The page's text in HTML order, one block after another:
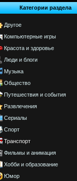
Категории раздела
Другое
Компьютерные игры
Красота и здоровье
Люди и блоги
Музыка
Общество
Путешествия и события
Развлечения
Сериалы
Спорт
Транспорт
Фильмы и анимация
Хобби и образование
Юмор